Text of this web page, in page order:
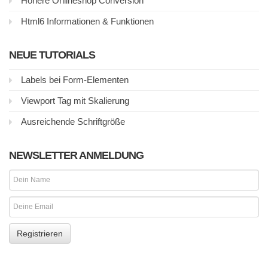
Html6 Informationen & Funktionen
NEUE TUTORIALS
Labels bei Form-Elementen
Viewport Tag mit Skalierung
Ausreichende Schriftgröße
NEWSLETTER ANMELDUNG